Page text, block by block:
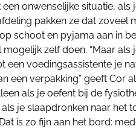
een onwenselijke situatie,
pakken ze dat zoveel
schoot en pyjama aan in
mogelijk zelf doen. “Maar
een voedingsassistente je
een verpakking” geeft Cor
als je oefent bij de
je slaapdronken naar het
is zo fijn aan het bord: